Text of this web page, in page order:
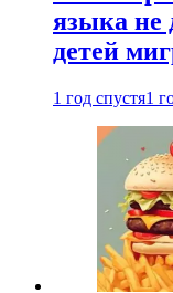
языка не
детей
1 год спустя1